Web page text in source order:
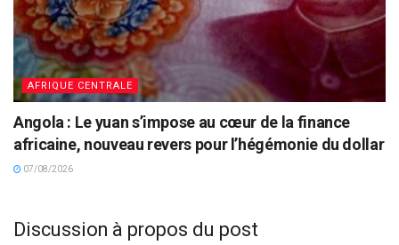
AFRIQUE CENTRALE
Angola : Le yuan s’impose au cœur de la finance
africaine, nouveau revers pour l’hégémonie du dollar
07/08/2026
Discussion à propos du post